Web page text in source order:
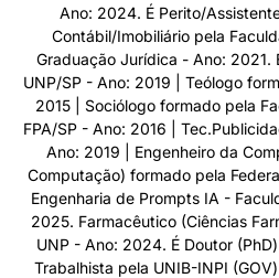
Ano: 2024. É Perito/
Contábil/Imobiliário pela
Graduação Jurídica - Ano: 2021.
UNP/SP - Ano: 2019 | Teólogo
2015 | Sociólogo formado pela
FPA/SP - Ano: 2016 |
Ano: 2019 | Engenheiro da
Computação) formado pela
Engenharia de Prompts IA -
2025. Farmacêutico (Ciências
UNP - Ano: 2024. É Doutor
Trabalhista pela UNIB-INPI